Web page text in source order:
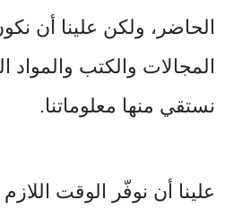
الحاضر، ولكن علينا أن
المجالات والكتب والمواد
نستقي منها معلوماتنا.
علينا أن نوفّر الوقت